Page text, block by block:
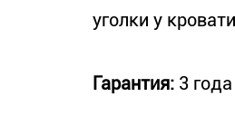
уголки у
Гарантия: 3 года